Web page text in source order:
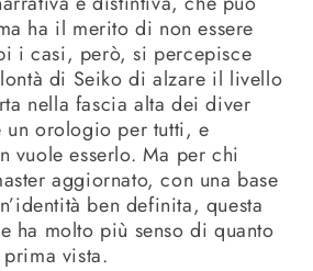
ha il merito di non essere
i casi, però, si percepisce
di Seiko di alzare il livello
nella fascia alta dei diver
orologio per tutti, e
vuole esserlo. Ma per chi
aggiornato, con una base
ben definita, questa
ha molto più senso di quanto
vista.